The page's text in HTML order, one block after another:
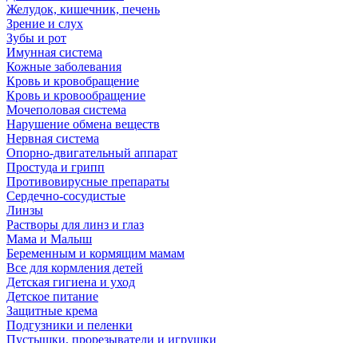
Желудок, кишечник, печень
Зрение и слух
Зубы и рот
Имунная система
Кожные заболевания
Кровь и кровобращение
Кровь и кровообращение
Мочеполовая система
Нарушение обмена веществ
Нервная система
Опорно-двигательный аппарат
Простуда и грипп
Противовирусные препараты
Сердечно-сосудистые
Линзы
Растворы для линз и глаз
Мама и Малыш
Беременным и кормящим мамам
Все для кормления детей
Детская гигиена и уход
Детское питание
Защитные крема
Подгузники и пеленки
Пустышки, прорезыватели и игрушки